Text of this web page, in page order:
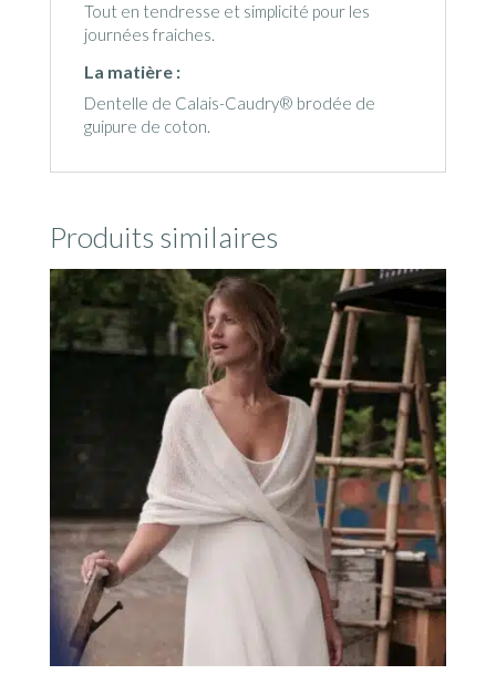
Tout en tendresse et simplicité pour les
journées fraiches.
La matière :
Dentelle de Calais-Caudry® brodée de
guipure de coton.
Produits similaires